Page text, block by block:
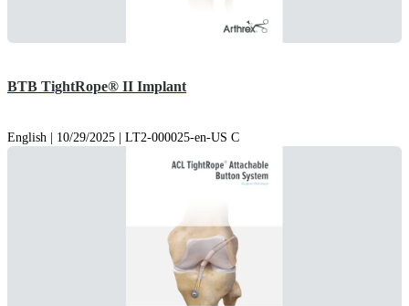
BTB TightRope® II Implant
English | 10/29/2025 | LT2-000025-en-US C